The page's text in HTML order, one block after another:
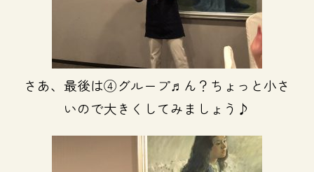
さあ、最後は④グループ♬ん？ちょっと小さ
いので大きくしてみましょう♪